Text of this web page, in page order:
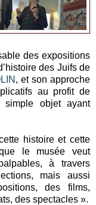
des expositions
des Juifs de
, et son approche
au profit de
simple objet ayant
histoire et cette
le musée veut
à travers
mais aussi
des films,
des spectacles ».